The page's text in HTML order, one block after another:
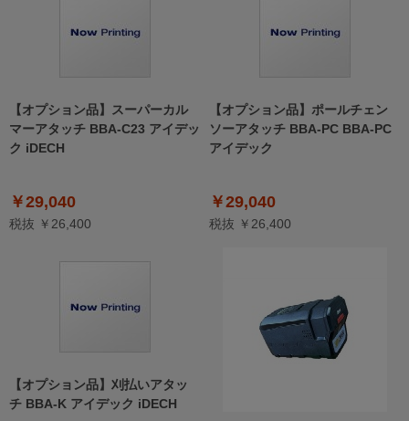
【オプション品】スーパーカル
マーアタッチ BBA-C23 アイデッ
ク iDECH
￥29,040
税抜 ￥26,400
【オプション品】ポールチェン
ソーアタッチ BBA-PC BBA-PC
アイデック
￥29,040
税抜 ￥26,400
【オプション品】刈払いアタッ
チ BBA-K アイデック iDECH